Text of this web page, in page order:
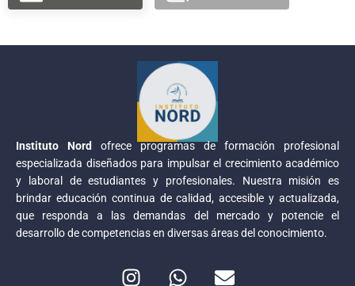
Instituto Nord
ofrece programas de formación profesional
especializada diseñados para impulsar el crecimiento académico
y laboral de estudiantes y profesionales. Nuestra misión es
brindar educación continua de calidad, accesible y actualizada,
que responda a las demandas del mercado y potencie el
desarrollo de competencias en diversas áreas del conocimiento.